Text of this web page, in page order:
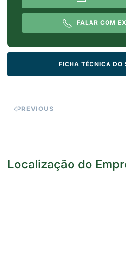
FALAR COM
FICHA TÉCNICA DO
PREVIOUS
Localização do